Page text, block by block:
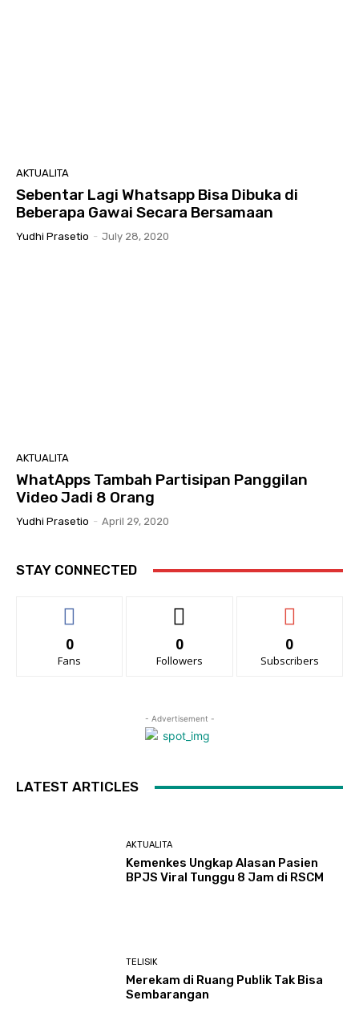
AKTUALITA
Sebentar Lagi Whatsapp Bisa Dibuka di
Beberapa Gawai Secara Bersamaan
Yudhi Prasetio - July 28, 2020
AKTUALITA
WhatApps Tambah Partisipan Panggilan
Video Jadi 8 Orang
Yudhi Prasetio - April 29, 2020
STAY CONNECTED
0
Fans
0
Followers
0
Subscribers
- Advertisement -
LATEST ARTICLES
AKTUALITA
Kemenkes Ungkap Alasan Pasien
BPJS Viral Tunggu 8 Jam di RSCM
TELISIK
Merekam di Ruang Publik Tak Bisa
Sembarangan